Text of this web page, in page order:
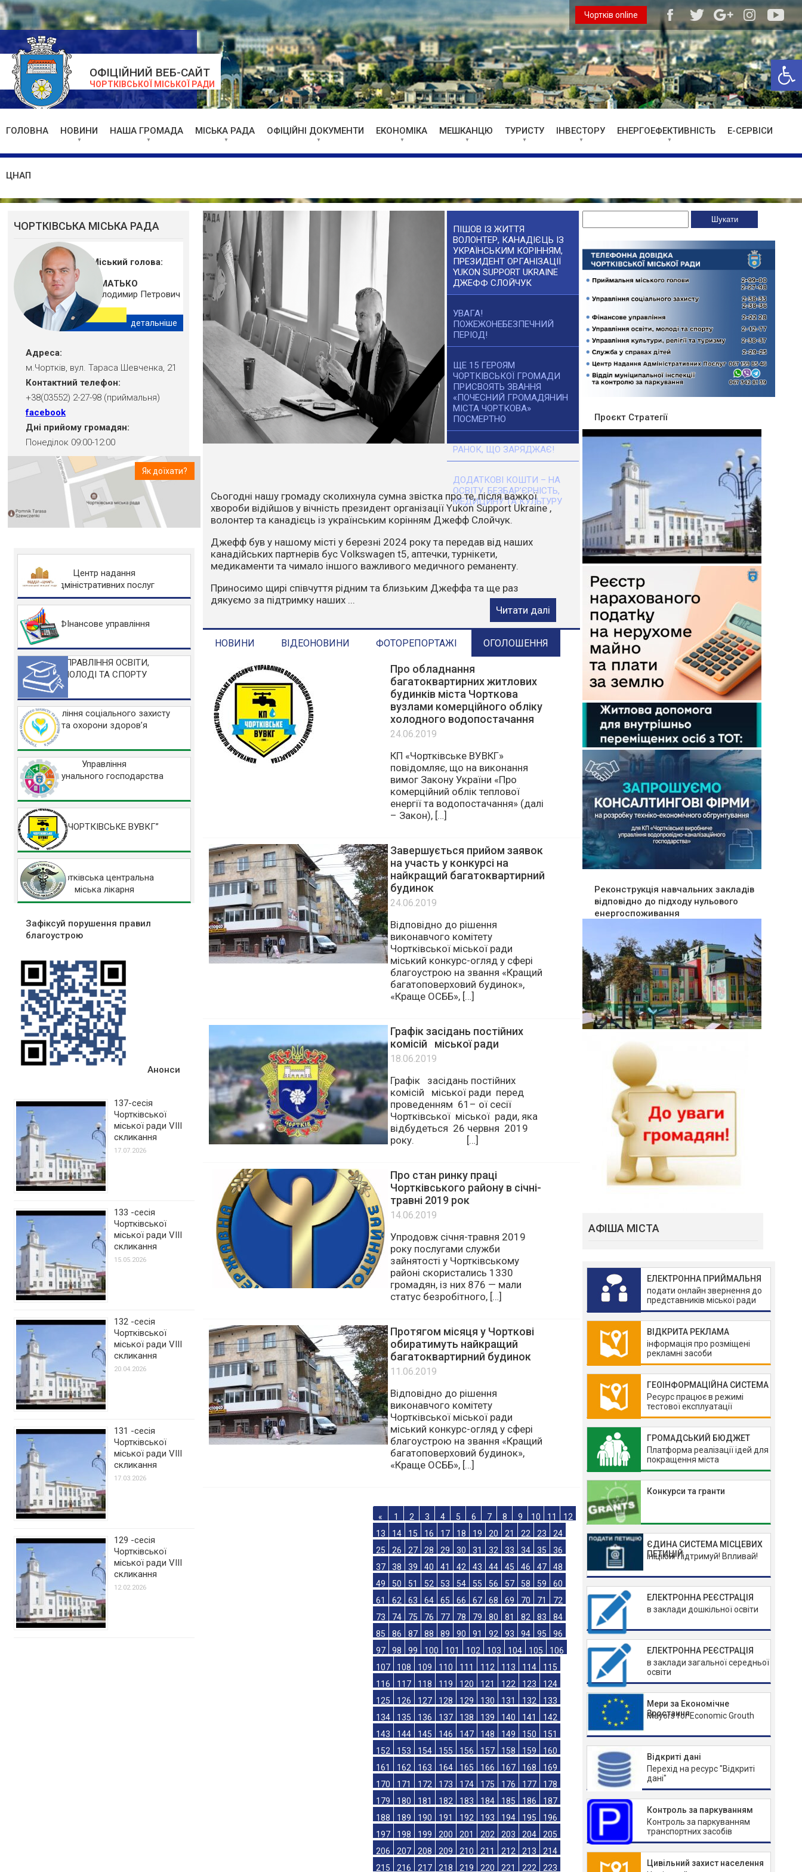
ОФІЦІЙНИЙ ВЕБ-САЙТ
ЧОРТКІВСЬКОЇ МІСЬКОЇ РАДИ
Чортків online
ГОЛОВНА НОВИНИ НАША ГРОМАДА МІСЬКА РАДА ОФІЦІЙНІ ДОКУМЕНТИ ЕКОНОМІКА МЕШКАНЦЮ ТУРИСТУ ІНВЕСТОРУ ЕНЕРГОЕФЕКТИВНІСТЬ Е-СЕРВІСИ
ЦНАП
ЧОРТКІВСЬКА МІСЬКА РАДА
Міський голова:
ШМАТЬКО
Володимир Петрович
детальніше
Адреса:
м.Чортків, вул. Тараса Шевченка, 21
Контактний телефон:
+38(03552) 2-27-98 (приймальня)
facebook
Дні прийому громадян:
Понеділок 09:00-12:00
Як доїхати?
Центр надання
адміністративних послуг
ФІнансове управління
УПРАВЛІННЯ ОСВІТИ,
МОЛОДІ ТА СПОРТУ
Управління соціального захисту
та охорони здоров’я
Управління
комунального господарства
КП “ЧОРТКІВСЬКЕ ВУВКГ”
Чортківська центральна
міська лікарня
Зафіксуй порушення правил
благоустрою
Анонси
137-сесія
Чортківської
міської ради VIII
скликання
17.07.2026
133 -сесія
Чортківської
міської ради VIII
скликання
15.05.2026
132 -сесія
Чортківської
міської ради VIII
скликання
20.04.2026
131 -сесія
Чортківської
міської ради VIII
скликання
17.03.2026
129 -сесія
Чортківської
міської ради VIII
скликання
12.02.2026
ПІШОВ ІЗ ЖИТТЯ
ВОЛОНТЕР, КАНАДІЄЦЬ ІЗ
УКРАЇНСЬКИМ КОРІННЯМ,
ПРЕЗИДЕНТ ОРГАНІЗАЦІЇ
YUKON SUPPORT UKRAINE
ДЖЕФФ СЛОЙЧУК
УВАГА!
ПОЖЕЖОНЕБЕЗПЕЧНИЙ
ПЕРІОД!
ЩЕ 15 ГЕРОЯМ
ЧОРТКІВСЬКОЇ ГРОМАДИ
ПРИСВОЯТЬ ЗВАННЯ
«ПОЧЕСНИЙ ГРОМАДЯНИН
МІСТА ЧОРТКОВА»
ПОСМЕРТНО
РАНОК, ЩО ЗАРЯДЖАЄ!
ДОДАТКОВІ КОШТИ – НА
ОСВІТУ, БЕЗБАР’ЄРНІСТЬ,
МЕДИЦИНУ ТА КУЛЬТУРУ
Впродовж останніх днів температура повітря стає все вищою. Спека,
посуха та вітер перетворюють навіть маленьку іскру на масштабне
стихійне лихо.
Варто зазначити, що пожежі влітку найчастіше виникають через
людський фактор. Відділ з питань надзвичайних ситуацій та цивільного
захисту НАГАДУЄ:
Основні заборони у пожежонебезпечний період:
Читати далі
НОВИНИ ВІДЕОНОВИНИ ФОТОРЕПОРТАЖІ ОГОЛОШЕННЯ
Про обладнання
багатоквартирних житлових
будинків міста Чорткова
вузлами комерційного обліку
холодного водопостачання
24.06.2019
КП «Чортківське ВУВКГ»
повідомляє, що на виконання
вимог Закону України «Про
– Закон), […]
Завершується прийом заявок
на участь у конкурсі на
найкращий багатоквартирний
будинок
24.06.2019
Відповідно до рішення
виконавчого комітету
Чортківської міської ради
міський конкурс-огляд у сфері
«Краще ОСББ», […]
Графік засідань постійних
комісій міської ради
18.06.2019
Графік засідань постійних
комісій міської ради перед
проведенням 61– ої сесії
року. […]
Про стан ринку праці
Чортківського району в січні-
травні 2019 рок
14.06.2019
Упродовж січня-травня 2019
року послугами служби
зайнятості у Чортківському
статус безробітного, […]
Протягом місяця у Чорткові
обиратимуть найкращий
багатоквартирний будинок
11.06.2019
Відповідно до рішення
виконавчого комітету
Чортківської міської ради
міський конкурс-огляд у сфері
« 1 2 3 4 5 6 7 8 9 10 11
13
14 15 16 17 18 19 20 21 22 23
24
25
26 27 28 29 30 31 32 33 34 35
36
37
38 39 40 41 42 43 44 45 46 47
48
49
50 51 52 53 54 55 56 57 58 59
60
61
62 63 64 65 66 67 68 69 70 71
72
73
74 75 76 77 78 79 80 81 82 83
84
85
86 87 88 89 90 91 92 93 94 95
96
97
98 99 100 101 102 103 104 105
106
107
108 109 110 111 112 113 114
115
116
117 118 119 120 121 122 123
124
125
126 127 128 129 130 131 132
133
134
135 136 137 138 139 140 141
142
143
144 145 146 147 148 149 150
151
152
153 154 155 156 157 158 159
160
161
162 163 164 165 166 167 168
169
170
171 172 173 174 175 176 177
178
179
180 181 182 183 184 185 186
187
188
189 190 191 192 193 194 195
196
197
198 199 200 201 202 203 204
205
Проєкт Стратегії
Реконструкція навчальних закладів
відповідно до підходу нульового
енергоспоживання
АФІША МІСТА
ЕЛЕКТРОННА ПРИЙМАЛЬНЯ
подати онлайн звернення до
представників міської ради
ВІДКРИТА РЕКЛАМА
інформація про розміщені
рекламні засоби
ГЕОІНФОРМАЦІЙНА СИСТЕМА
Ресурс працює в режимі
тестової експлуатації
ГРОМАДСЬКИЙ БЮДЖЕТ
Платформа реалізації ідей для
покращення міста
Конкурси та гранти
ЄДИНА СИСТЕМА МІСЦЕВИХ
ПЕТИЦІЙ
Ініціюй! Підтримуй! Впливай!
ЕЛЕКТРОННА РЕЄСТРАЦІЯ
в заклади дошкільної освіти
ЕЛЕКТРОННА РЕЄСТРАЦІЯ
в заклади загальної середньої
освіти
Мери за Економічне
Зростання
Mayors for Economic Grouth
Відкриті дані
Перехід на ресурс "Відкриті
дані"
Контроль за паркуванням
Контроль за паркуванням
транспортних засобів
Цивільний захист населення